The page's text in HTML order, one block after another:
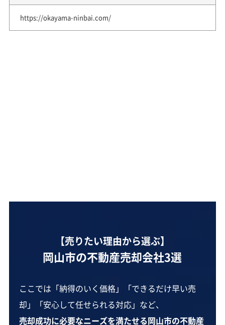
https://okayama-ninbai.com/
【売りたい理由から選ぶ】
岡山市の不動産売却会社3選
ここでは「納得のいく価格」「できるだけ早い売
却」「安心して任せられる対応」など、
売却成功に必要なニーズを満たせる岡山市の不動産